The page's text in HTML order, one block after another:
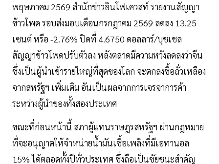
พฤษภาคม 2569 สำนักข่าวอินโฟเควสท์ รายงานสัญญา
ข้าวโพด รอบส่งมอบเดือนกรกฎาคม 2569 ลดลง 13.25
เซนต์ หรือ -2.76% ปิดที่ 4.6750 ดอลลาร์/บุชเชล
สัญญาข้าวโพดปรับตัวลง หลังตลาดมีความหวังลดลงว่าจีน
ซึ่งเป็นผู้นำเข้ารายใหญ่ที่สุดของโลก จะตกลงซื้อถั่วเหลือง
จากสหรัฐฯ เพิ่มเติม อันเป็นผลจากการเจรจาการค้า
ระหว่างผู้นำของทั้งสองประเทศ
ขณะที่ก่อนหน้านี้ สภาผู้แทนราษฎรสหรัฐฯ ผ่านกฎหมาย
ที่จะอนุญาตให้จำหน่ายน้ำมันเชื้อเพลิงที่มีเอทานอล
15% ได้ตลอดทั้งปีทั่วประเทศ ซึ่งถือเป็นชัยชนะสำคัญ